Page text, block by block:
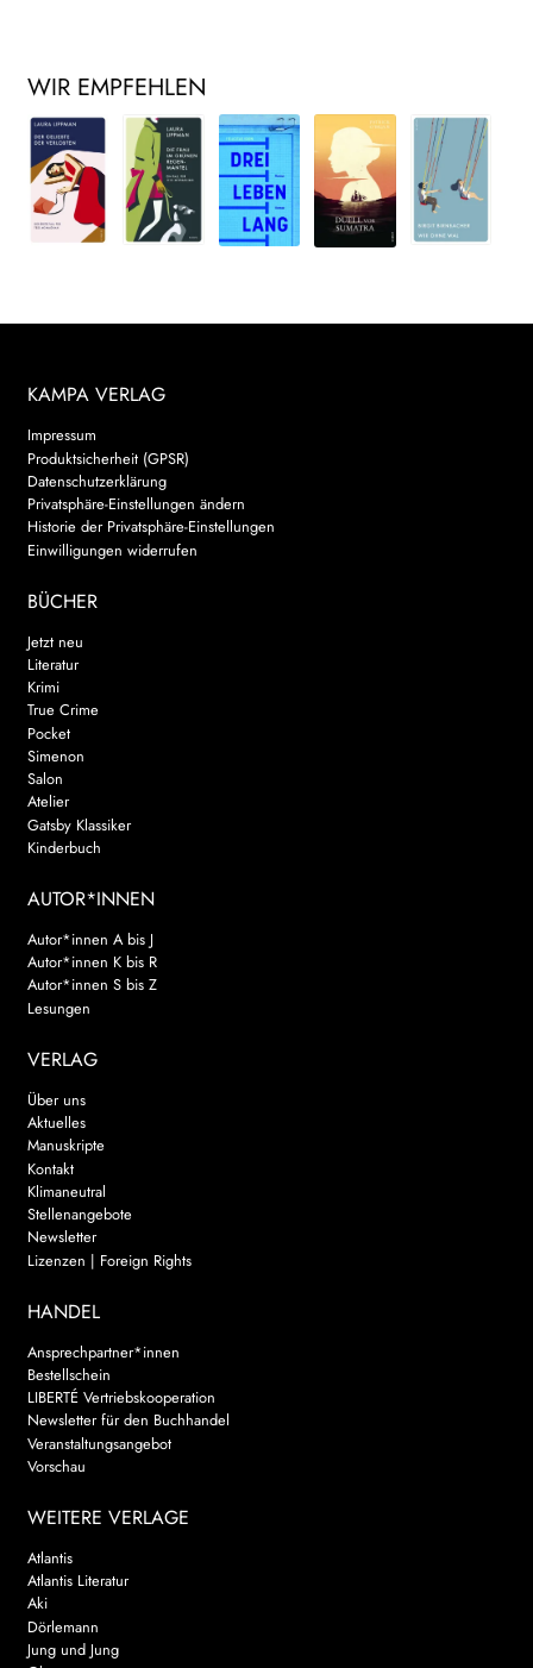
WIR EMPFEHLEN
KAMPA VERLAG
Impressum
Produktsicherheit (GPSR)
Datenschutzerklärung
Privatsphäre-Einstellungen ändern
Historie der Privatsphäre-Einstellungen
Einwilligungen widerrufen
BÜCHER
Jetzt neu
Literatur
Krimi
True Crime
Pocket
Simenon
Salon
Atelier
Gatsby Klassiker
Kinderbuch
AUTOR*INNEN
Autor*innen A bis J
Autor*innen K bis R
Autor*innen S bis Z
Lesungen
VERLAG
Über uns
Aktuelles
Manuskripte
Kontakt
Klimaneutral
Stellenangebote
Newsletter
Lizenzen | Foreign Rights
HANDEL
Ansprechpartner*innen
Bestellschein
LIBERTÉ Vertriebskooperation
Newsletter für den Buchhandel
Veranstaltungsangebot
Vorschau
WEITERE VERLAGE
Atlantis
Atlantis Literatur
Aki
Dörlemann
Jung und Jung